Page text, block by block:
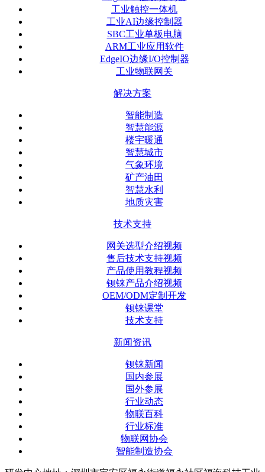
工业触控一体机
工业AI边缘控制器
SBC工业单板电脑
ARM工业应用软件
EdgeIO边缘I/O控制器
工业物联网关
解决方案
智能制造
智慧能源
楼宇暖通
智慧城市
气象环境
矿产油田
智慧水利
地质灾害
技术支持
网关选型介绍视频
售后技术支持视频
产品使用教程视频
钡铼产品介绍视频
OEM/ODM定制开发
钡铼课堂
技术支持
新闻资讯
钡铼新闻
国内参展
国外参展
行业动态
物联百科
行业标准
物联网协会
智能制造协会